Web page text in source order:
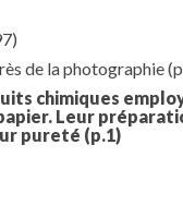
de la photographie
chimiques
Leur
pureté (p.1)